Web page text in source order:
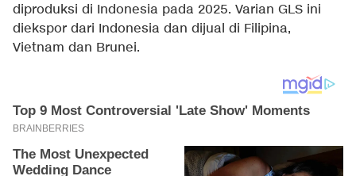
diproduksi di Indonesia pada 2025. Varian GLS ini
diekspor dari Indonesia dan dijual di Filipina,
Vietnam dan Brunei.